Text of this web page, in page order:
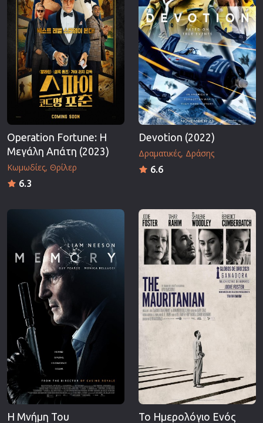
Operation Fortune: Η
Μεγάλη Απάτη (2023)
Κωμωδίες Θρίλερ
6.3
Devotion (2022)
Δραματικές Δράσης
6.6
Η Μνήμη Του
Το Ημερολόγιο Ενός